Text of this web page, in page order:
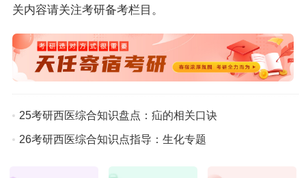
关内容请关注考研备考栏目。
25考研西医综合知识盘点：疝的相关口诀
26考研西医综合知识点指导：生化专题